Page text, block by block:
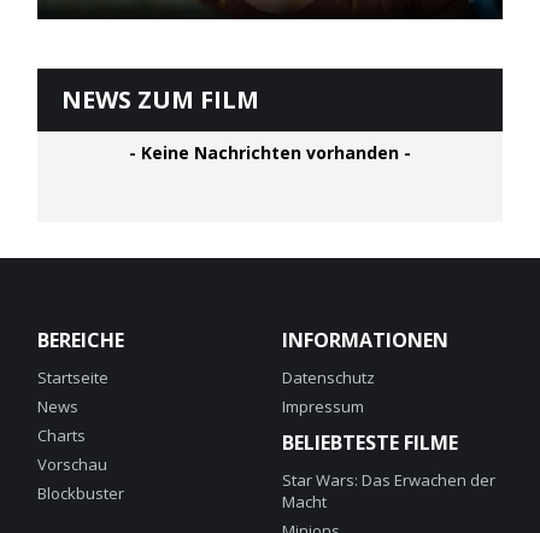
NEWS ZUM FILM
- Keine Nachrichten vorhanden -
BEREICHE
Startseite
News
Charts
Vorschau
Blockbuster
INFORMATIONEN
Datenschutz
Impressum
BELIEBTESTE FILME
Star Wars: Das Erwachen der
Macht